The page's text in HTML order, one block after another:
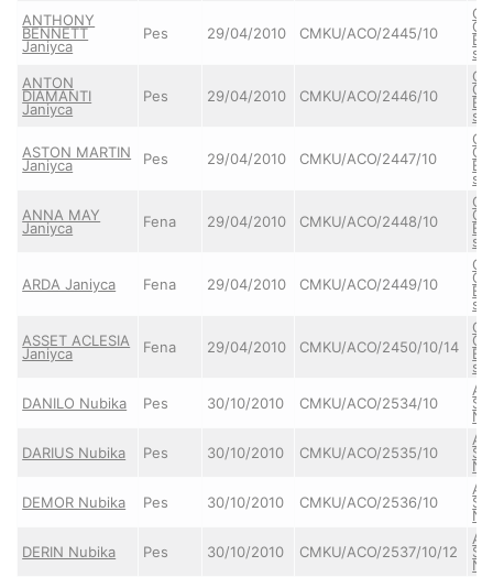
ANTHONY
BENNETT
Janiyca
Pes 29/04/2010 CMKU/ACO/2445/10
ANTON
DIAMANTI
Janiyca
Pes 29/04/2010 CMKU/ACO/2446/10
ASTON MARTIN
Janiyca Pes 29/04/2010 CMKU/ACO/2447/10
ANNA MAY
Janiyca Fena 29/04/2010 CMKU/ACO/2448/10
ARDA Janiyca Fena 29/04/2010 CMKU/ACO/2449/10
ASSET ACLESIA
Janiyca Fena 29/04/2010 CMKU/ACO/2450/10/14
DANILO Nubika Pes 30/10/2010 CMKU/ACO/2534/10
DARIUS Nubika Pes 30/10/2010 CMKU/ACO/2535/10
DEMOR Nubika Pes 30/10/2010 CMKU/ACO/2536/10
DERIN Nubika Pes 30/10/2010 CMKU/ACO/2537/10/12